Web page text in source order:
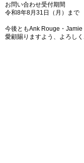
お問い合わせ受付期間
令和8年8月31日（月）まで
今後ともAnk Rouge・
愛顧賜りますよう、よろしく